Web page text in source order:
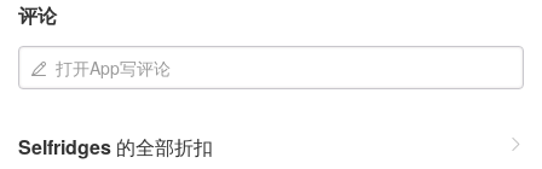
评论
打开App写评论
Selfridges 的全部折扣